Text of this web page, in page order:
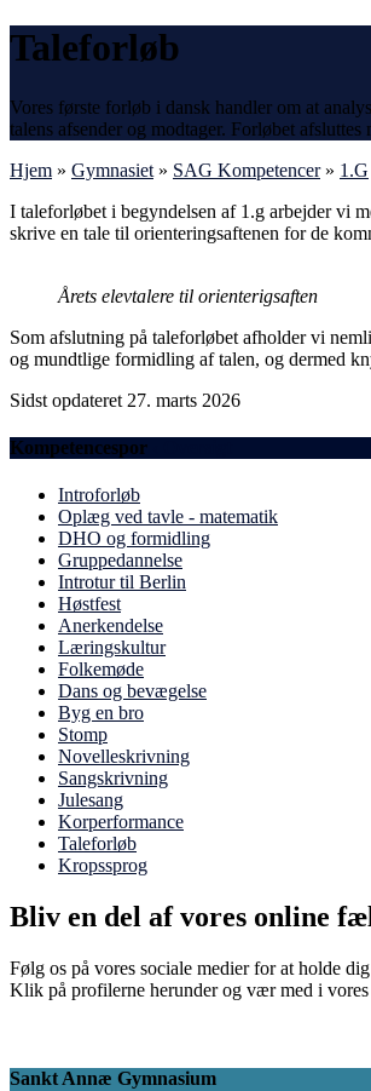
Taleforløb
Vores første forløb i dansk handler om at
talens afsender og modtager. Forløbet
Hjem » Gymnasiet » SAG Kompetencer» 1.G
I taleforløbet i begyndelsen af 1.g arbejder vi
skrive en tale til orienteringsaftenen for de
Årets elevtalere til orienterigsaften
Som afslutning på taleforløbet afholder vi
og mundtlige formidling af talen, og dermed
Sidst opdateret 27. marts 2026
Kompetencespor
Introforløb
Oplæg ved tavle - matematik
DHO og formidling
Gruppedannelse
Introtur til Berlin
Høstfest
Anerkendelse
Læringskultur
Folkemøde
Dans og bevægelse
Byg en bro
Stomp
Novelleskrivning
Sangskrivning
Julesang
Korperformance
Taleforløb
Kropssprog
Bliv en del af vores online
Følg os på vores sociale medier for at holde
Klik på profilerne herunder og vær med i
Sankt Annæ Gymnasium